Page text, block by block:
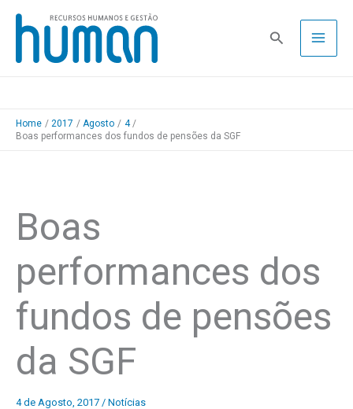
Skip
content
Pesquisa
Home 2017 Agosto
4
Boas performances dos fundos de pensões da SGF
Boas
performances dos
fundos de pensões
da SGF
4 de Agosto, 2017 / Notícias